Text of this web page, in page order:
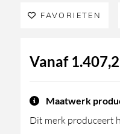
FAVORIETEN
Vanaf
Maatwerk
Dit merk produceert